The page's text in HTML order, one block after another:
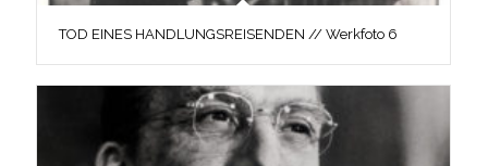
TOD EINES HANDLUNGSREISENDEN // Werkfoto 6